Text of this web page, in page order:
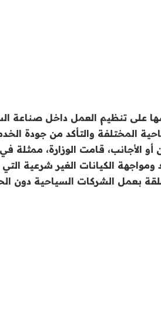
على تنظيم العمل داخل صناعة
المختلفة والتأكد من جودة
الأجانب، قامت الوزارة، ممثلة في
الكيانات الغير شرعية التي
بعمل الشركات السياحية دون